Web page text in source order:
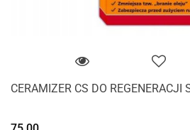
CERAMIZER CS DO REGENERACJI